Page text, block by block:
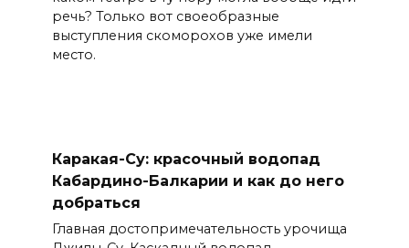
речь? Только вот своеобразные
выступления скоморохов уже имели
место.
Каракая-Су: красочный водопад
Кабардино-Балкарии и как до него
добраться
Главная достопримечательность урочища